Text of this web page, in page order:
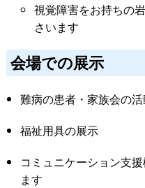
視覚障害をお持ちの
さいます
会場での展示
難病の患者・家族会の
福祉用具の展示
コミュニケーション支
ます